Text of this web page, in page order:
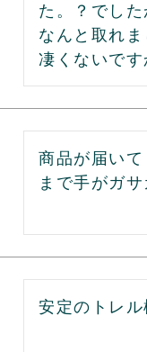
た。？でし
なんと取れ
凄くないです
商品が届い
まで手がガ
安定のトレル